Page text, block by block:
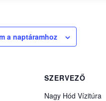
a naptáramhoz
SZERVEZŐ
Nagy Hód Vízitúra